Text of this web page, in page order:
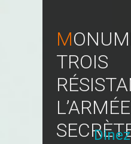
MONUMENT À
TROIS
L’ARMÉE